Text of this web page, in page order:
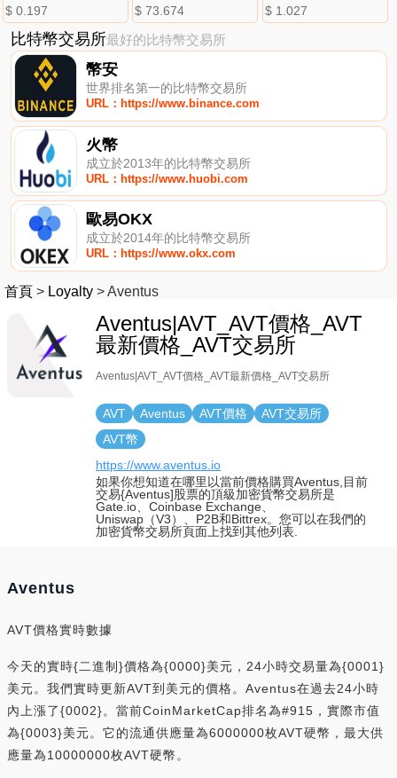
$ 0.197 $ 73.674 $ 1.027
比特幣交易所最好的比特幣交易所
幣安
世界排名第一的比特幣交易所
URL：https://www.binance.com
火幣
成立於2013年的比特幣交易所
URL：https://www.huobi.com
歐易OKX
成立於2014年的比特幣交易所
URL：https://www.okx.com
首頁 > Loyalty >Aventus
Aventus|AVT_AVT價格_AVT
最新價格_AVT交易所
Aventus|AVT_AVT價格_AVT最新價格_AVT交易所
AVT Aventus AVT價格
AVT交易所
AVT幣
https://www.aventus.io
如果你想知道在哪里以當前價格購買Aventus,目前
交易{Aventus]股票的頂級加密貨幣交易所是
Gate.io、Coinbase Exchange、
Uniswap（V3）、P2B和Bittrex。您可以在我們的
加密貨幣交易所頁面上找到其他列表.
Aventus
AVT價格實時數據
今天的實時{二進制}價格為{0000}美元，24小時交易量為{0001}
美元。我們實時更新AVT到美元的價格。Aventus在過去24小時
內上漲了{0002}。當前CoinMarketCap排名為#915，實際市值
為{0003}美元。它的流通供應量為6000000枚AVT硬幣，最大供
應量為10000000枚AVT硬幣。